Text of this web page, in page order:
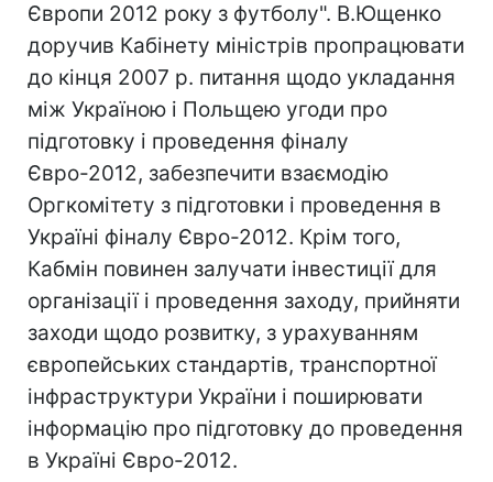
Європи 2012 року з футболу". В.Ющенко
доручив Кабінету міністрів пропрацювати
до кінця 2007 р. питання щодо укладання
між Україною і Польщею угоди про
підготовку і проведення фіналу
Євро-2012, забезпечити взаємодію
Оргкомітету з підготовки і проведення в
Україні фіналу Євро-2012. Крім того,
Кабмін повинен залучати інвестиції для
організації і проведення заходу, прийняти
заходи щодо розвитку, з урахуванням
європейських стандартів, транспортної
інфраструктури України і поширювати
інформацію про підготовку до проведення
в Україні Євро-2012.